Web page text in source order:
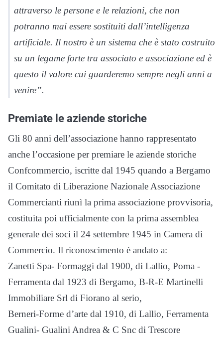
attraverso le persone e le relazioni, che non
potranno mai essere sostituiti dall’intelligenza
artificiale. Il nostro è un sistema che è stato costruito
su un legame forte tra associato e associazione ed è
questo il valore cui guarderemo sempre negli anni a
venire”.
Premiate le aziende storiche
Gli 80 anni dell’associazione hanno rappresentato
anche l’occasione per premiare le aziende storiche
Confcommercio, iscritte dal 1945 quando a Bergamo
il Comitato di Liberazione Nazionale Associazione
Commercianti riunì la prima associazione provvisoria,
costituita poi ufficialmente con la prima assemblea
generale dei soci il 24 settembre 1945 in Camera di
Commercio. Il riconoscimento è andato a:
Zanetti Spa- Formaggi dal 1900, di Lallio, Poma -
Ferramenta dal 1923 di Bergamo, B-R-E Martinelli
Immobiliare Srl di Fiorano al serio,
Berneri-Forme d’arte dal 1910, di Lallio, Ferramenta
Gualini- Gualini Andrea & C Snc di Trescore